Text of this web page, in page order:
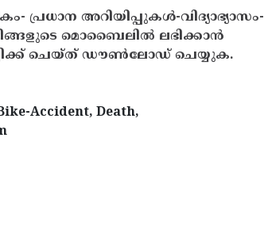
പ്രധാന അറിയിപ്പുകൾ-വിദ്യാഭ്യാസം-
മൊബൈലിൽ ലഭിക്കാൻ
ചെയ്ത് ഡൗൺലോഡ് ചെയ്യുക.
Accident, Death,